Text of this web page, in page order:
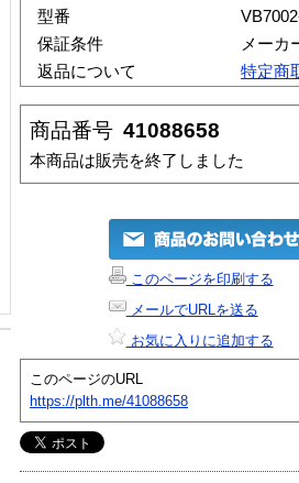
型番
保証条件
メーカ
返品について
特定商
商品番号 41088658
本商品は販売を終了しました
このページを印刷する
メールでURLを送る
お気に入りに追加する
このページのURL
https://plth.me/41088658